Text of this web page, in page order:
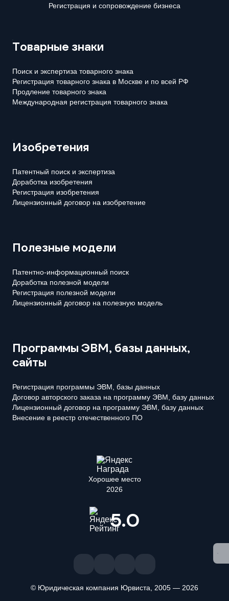
Регистрация и сопровождение бизнеса
Товарные знаки
Поиск и экспертиза товарного знака
Регистрация товарного знака в Москве и по всей РФ
Продление товарного знака
Международная регистрация товарного знака
Изобретения
Патентный поиск и экспертиза
Доработка изобретения
Регистрация изобретения
Лицензионный договор на изобретение
Полезные модели
Патентно-информационный поиск
Доработка полезной модели
Регистрация полезной модели
Лицензионный договор на полезную модель
Программы ЭВМ, базы данных,
сайты
Регистрация программы ЭВМ, базы данных
Договор авторского заказа на программу ЭВМ, базу данных
Лицензионный договор на программу ЭВМ, базу данных
Внесение в реестр отечественного ПО
Хорошее место
2026
5.0
© Юридическая компания Юрвиста, 2005 — 2026